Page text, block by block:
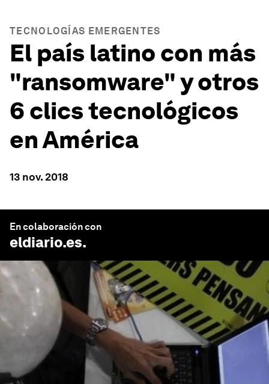
TECNOLOGÍAS EMERGENTES
El país latino con más
"ransomware" y otros
6 clics tecnológicos
en América
13 nov. 2018
En colaboración con
eldiario.es.